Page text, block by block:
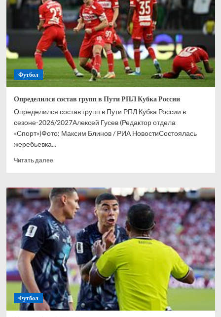
ЧМ-2026
Футбол
Определился состав групп в Пути РПЛ Кубка России
Определился состав групп в Пути РПЛ Кубка России в
сезоне-2026/2027Алексей Гусев (Редактор отдела
«Спорт»)Фото: Максим Блинов / РИА НовостиСостоялась
жеребьевка...
Читать далееПрочитать
Определился
состав
групп
в
Пути
РПЛ
Кубка
России
Футбол